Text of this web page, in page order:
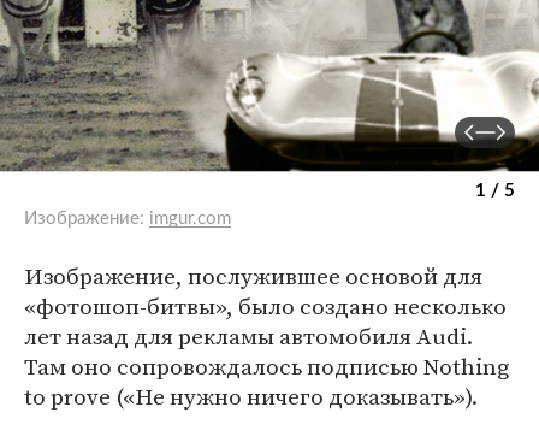
1 / 5
Изображение: imgur.com
Изображение, послужившее основой для
«фотошоп-битвы», было создано несколько
лет назад для рекламы автомобиля Audi.
Там оно сопровождалось подписью Nothing
to prove («Не нужно ничего доказывать»).